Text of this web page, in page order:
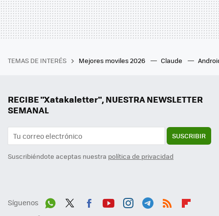
TEMAS DE INTERÉS Mejores moviles 2026 Claude
RECIBE "Xatakaletter", NUESTRA NEWSLETTER
SEMANAL
SUSCRIBIR
Suscribiéndote aceptas nuestra política de privacidad
Síguenos